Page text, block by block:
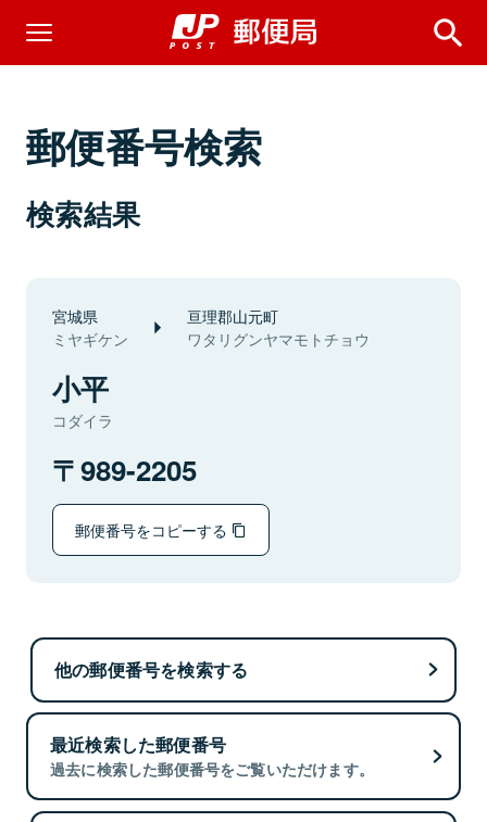
郵便番号検索
検索結果
宮城県
ミヤギケン
亘理郡山元町
ワタリグンヤマモトチョウ
小平
コダイラ
989-2205
郵便番号をコピーする
他の郵便番号を検索する
最近検索した郵便番号
過去に検索した郵便番号をご覧いただけます。